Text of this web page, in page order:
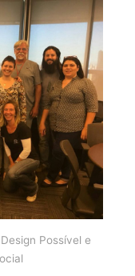
Possível e